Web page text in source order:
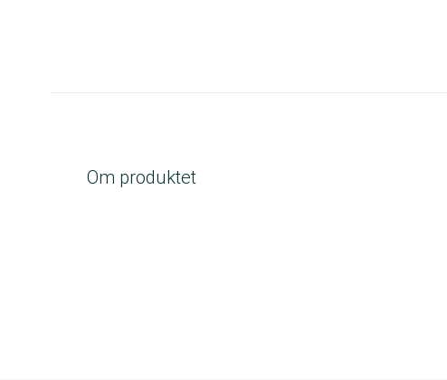
Om produktet